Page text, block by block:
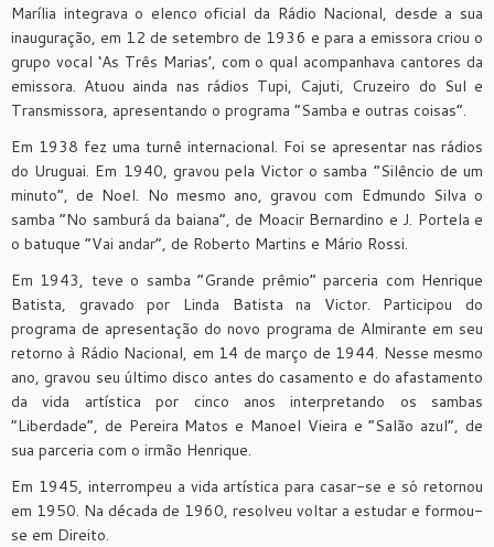
Marília integrava o elenco oficial da Rádio Nacional, desde a sua
inauguração, em 12 de setembro de 1936 e para a emissora criou o
grupo vocal ‘As Três Marias’, com o qual acompanhava cantores da
emissora. Atuou ainda nas rádios Tupi, Cajuti, Cruzeiro do Sul e
Transmissora, apresentando o programa “Samba e outras coisas”.
Em 1938 fez uma turnê internacional. Foi se apresentar nas rádios
do Uruguai. Em 1940, gravou pela Victor o samba “Silêncio de um
minuto”, de Noel. No mesmo ano, gravou com Edmundo Silva o
samba “No samburá da baiana”, de Moacir Bernardino e J. Portela e
o batuque “Vai andar”, de Roberto Martins e Mário Rossi.
Em 1943, teve o samba “Grande prêmio” parceria com Henrique
Batista, gravado por Linda Batista na Victor. Participou do
programa de apresentação do novo programa de Almirante em seu
retorno à Rádio Nacional, em 14 de março de 1944. Nesse mesmo
ano, gravou seu último disco antes do casamento e do afastamento
da vida artística por cinco anos interpretando os sambas
“Liberdade”, de Pereira Matos e Manoel Vieira e “Salão azul”, de
sua parceria com o irmão Henrique.
Em 1945, interrompeu a vida artística para casar-se e só retornou
em 1950. Na década de 1960, resolveu voltar a estudar e formou-
se em Direito.